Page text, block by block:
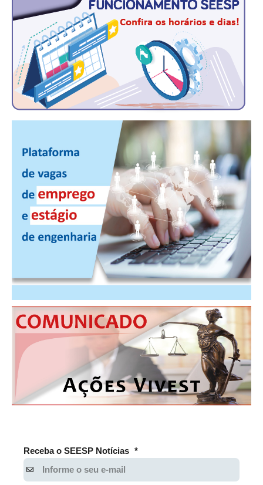
EMPREGO E ESTÁGIO
CARREIRA
AUTÔNOMOS E SERVIÇOS
NEWSLETTER
GUIA DAS ENGENHARIAS
CURSOS
ENGENHEIRO EMPREENDEDOR
SEESP EDUCAÇÃO
PLATAFORMAS GRATUITAS
BENEFÍCIOS
PLANO DE SAÚDE
SEESPPREV
CAMPANHAS SALARIAIS
NOTÍCIAS
Receba o SEESP Notícias *